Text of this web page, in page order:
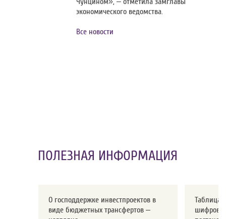
экономического ведомства.
Все новости
ПОЛЕЗНАЯ ИНФОРМАЦИЯ
О господдержке инвестпроектов в
виде бюджетных трансфертов –
Таблица
шифров